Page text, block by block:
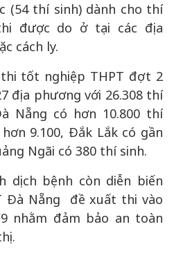
(54 thí sinh) dành cho thí
được do ở tại các địa
cách ly.
tốt nghiệp THPT đợt 2
địa phương với 26.308 thí
Nẵng có hơn 10.800 thí
9.100, Đắk Lắk có gần
Ngãi có 380 thí sinh.
dịch bệnh còn diễn biến
Đà Nẵng đề xuất thi vào
nhằm đảm bảo an toàn